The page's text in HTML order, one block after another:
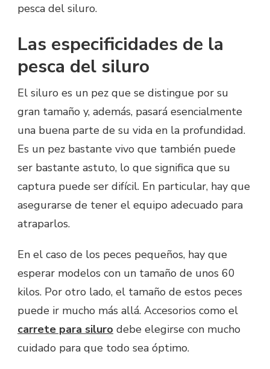
pesca del siluro.
Las especificidades de la
pesca del siluro
El siluro es un pez que se distingue por su
gran tamaño y, además, pasará esencialmente
una buena parte de su vida en la profundidad.
Es un pez bastante vivo que también puede
ser bastante astuto, lo que significa que su
captura puede ser difícil. En particular, hay que
asegurarse de tener el equipo adecuado para
atraparlos.
En el caso de los peces pequeños, hay que
esperar modelos con un tamaño de unos 60
kilos. Por otro lado, el tamaño de estos peces
puede ir mucho más allá. Accesorios como el
carrete para siluro debe elegirse con mucho
cuidado para que todo sea óptimo.